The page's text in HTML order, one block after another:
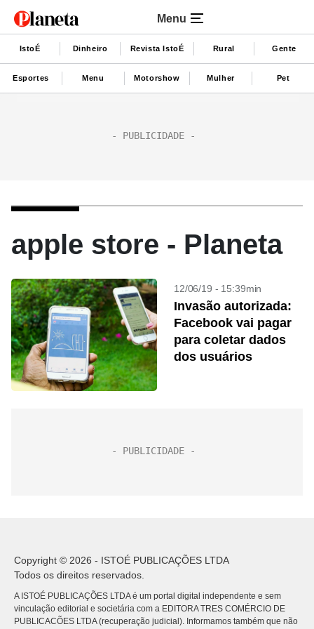
Menu
IstoÉ Dinheiro Revista IstoÉ Rural Gente
Esportes Menu Motorshow Mulher Pet
apple store - Planeta
12/06/19 - 15:39min
Invasão autorizada:
Facebook vai pagar
para coletar dados
dos usuários
Copyright © 2026 - ISTOÉ PUBLICAÇÕES LTDA
Todos os direitos reservados.
A ISTOÉ PUBLICAÇÕES LTDA é um portal digital independente e sem
vinculação editorial e societária com a EDITORA TRES COMÉRCIO DE
PUBLICACÕES LTDA (recuperação judicial). Informamos também que não